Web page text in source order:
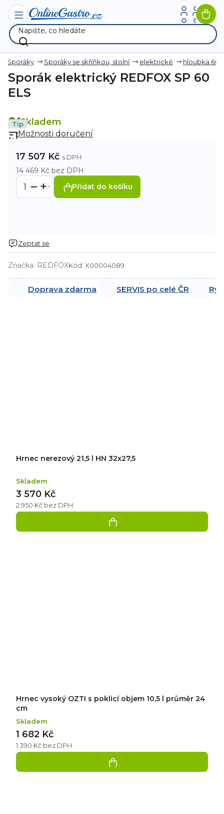
Přejít
obsah
Sporáky Sporáky se skříňkou, stolní elektrické hloubka
Sporák elektrický REDFOX SP 60
ELS
Tip
Značka: REDFOXKód: X00004089
Skladem
Možnosti doručení
17 507 Kč
14 469 Kč bez DPH
Přidat do košíku
Zeptat se
Doprava zdarma SERVIS po celé ČR
Hrnec nerezový 21,5 l HN 32x27,5
Skladem
2 950 Kč bez DPH
3 570 Kč
Hrnec vysoký OZTI s poklicí objem 10,5 l průměr 24
cm
Skladem
1 390 Kč bez DPH
1 682 Kč